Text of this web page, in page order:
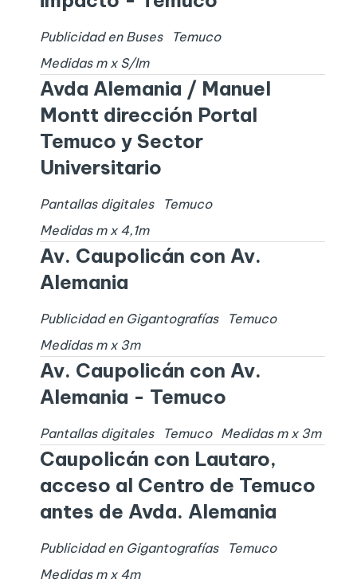
Publicidad en Buses
Temuco
Medidas m x S/Im
Avda Alemania / Manuel
Montt dirección Portal
Temuco y Sector
Universitario
Pantallas digitales
Temuco
Medidas m x 4,1m
Av. Caupolicán con Av.
Alemania
Publicidad en Gigantografías
Temuco
Medidas m x 3m
Av. Caupolicán con Av.
Alemania - Temuco
Pantallas digitales Temuco Medidas m x 3m
Caupolicán con Lautaro,
acceso al Centro de Temuco
antes de Avda. Alemania
Publicidad en Gigantografías
Temuco
Medidas m x 4m